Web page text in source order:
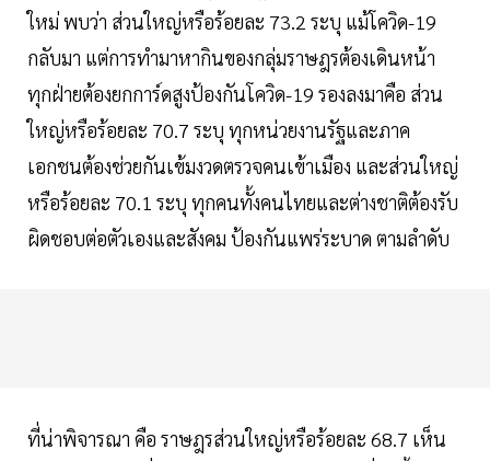
ใหม่ พบว่า ส่วนใหญ่หรือร้อยละ 73.2 ระบุ แม้โควิด-19
กลับมา แต่การทำมาหากินของกลุ่มราษฎรต้องเดินหน้า
ทุกฝ่ายต้องยกการ์ดสูงป้องกันโควิด-19 รองลงมาคือ ส่วน
ใหญ่หรือร้อยละ 70.7 ระบุ ทุกหน่วยงานรัฐและภาค
เอกชนต้องช่วยกันเข้มงวดตรวจคนเข้าเมือง และส่วนใหญ่
หรือร้อยละ 70.1 ระบุ ทุกคนทั้งคนไทยและต่างชาติต้องรับ
ผิดชอบต่อตัวเองและสังคม ป้องกันแพร่ระบาด ตามลำดับ
ที่น่าพิจารณา คือ ราษฎรส่วนใหญ่หรือร้อยละ 68.7 เห็น